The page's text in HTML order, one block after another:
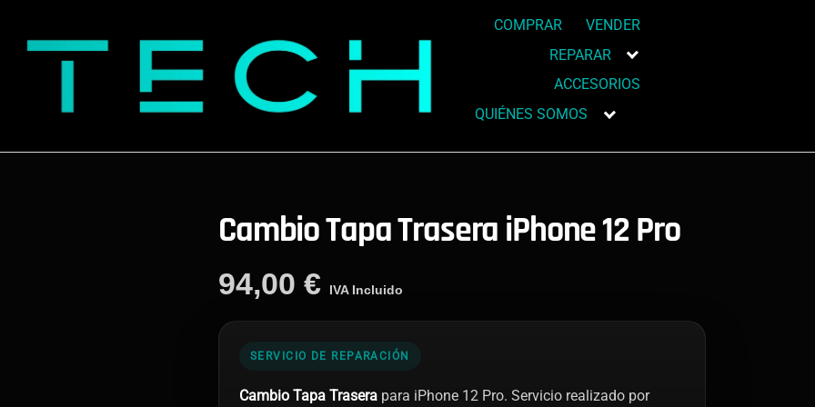
COMPRAR
VENDER
REPARAR
ACCESORIOS
QUIÉNES SOMOS
Cambio Tapa Trasera iPhone 12 Pro
94,00 € IVA Incluido
SERVICIO DE REPARACIÓN
Cambio Tapa Trasera para iPhone 12 Pro. Servicio realizado por